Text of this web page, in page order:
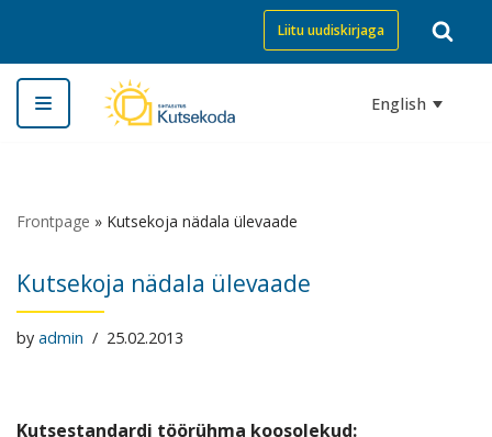
Skip
to
content
Liitu uudiskirjaga
English
Frontpage » Kutsekoja nädala ülevaade
Kutsekoja nädala ülevaade
by admin 25.02.2013
Kutsestandardi töörühma koosolekud: